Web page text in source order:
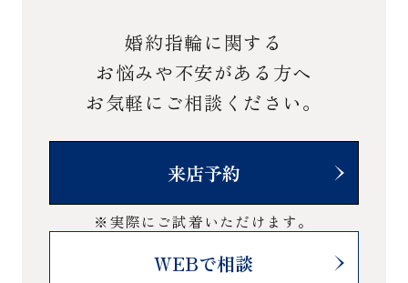
婚約指輪に関する
お悩みや不安がある方へ
お気軽にご相談ください。
来店予約
※実際にご試着いただけます。
WEBで相談